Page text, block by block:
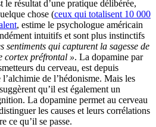
le résultat d’une pratique délibérée,
chose (ceux qui totalisent 10 000
, estime le psychologue américain
intuitifs et sont plus instinctifs
sentiments qui capturent la sagesse de
cortex préfrontal ». La dopamine par
du cerveau, est depuis
de l’hédonisme. Mais les
qu’il est également un
La dopamine permet au cerveau
les causes et leurs corrélations
ce qu’il se passe.